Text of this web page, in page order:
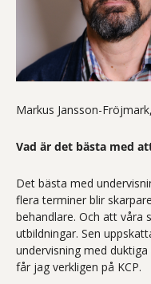
Markus Jansson-
Vad är det bästa med
Det bästa med
flera terminer blir
behandlare. Och att våra
utbildningar. Sen
undervisning med
får jag verkligen på KCP.